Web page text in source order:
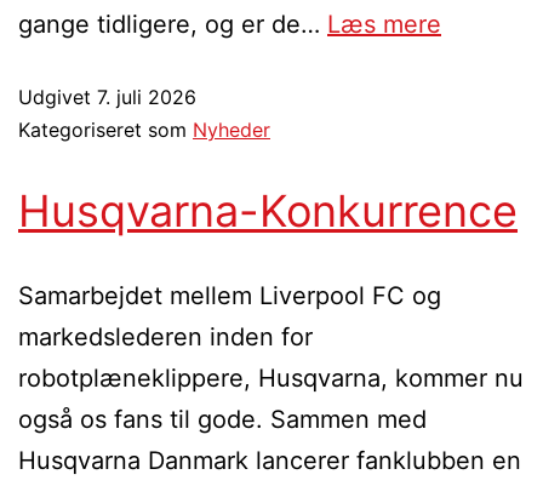
gange tidligere, og er de… Læs mere
Udgivet 7. juli 2026
Kategoriseret som Nyheder
Husqvarna-Konkurrence
Samarbejdet mellem Liverpool FC og
markedslederen inden for
robotplæneklippere, Husqvarna, kommer nu
også os fans til gode. Sammen med
Husqvarna Danmark lancerer fanklubben en